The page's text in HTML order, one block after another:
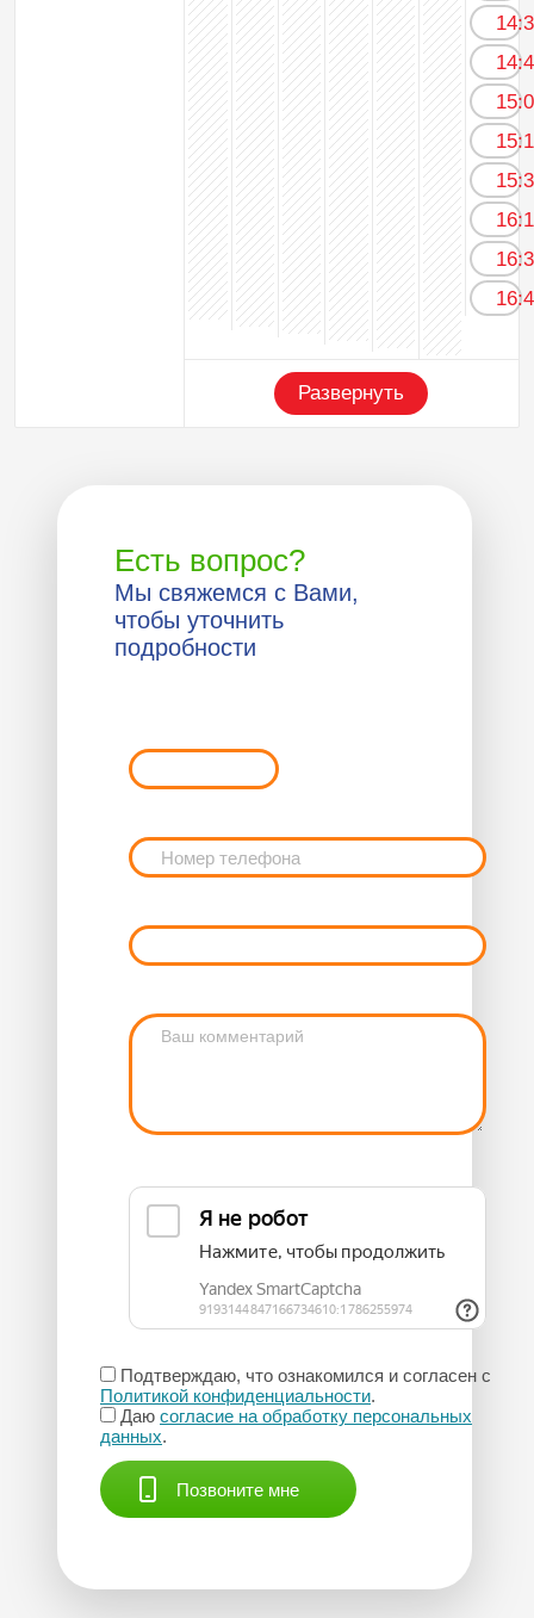
Развернуть
Есть вопрос?
Мы свяжемся с Вами,
чтобы уточнить
подробности
Подтверждаю, что ознакомился и согласен с
Политикой конфиденциальности.
Даю согласие на обработку персональных
данных.
Позвоните мне